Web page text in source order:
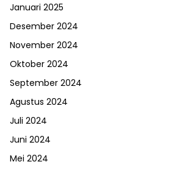
Januari 2025
Desember 2024
November 2024
Oktober 2024
September 2024
Agustus 2024
Juli 2024
Juni 2024
Mei 2024